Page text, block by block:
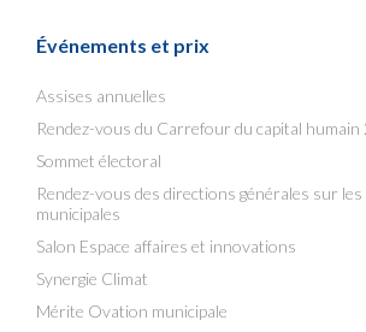
Événements et prix
Assises annuelles
Rendez-vous du Carrefour du capital humain
Sommet électoral
Rendez-vous des directions générales sur
municipales
Salon Espace affaires et innovations
Synergie Climat
Mérite Ovation municipale